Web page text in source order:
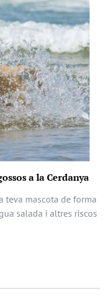
a la Cerdanya
teva mascota de forma
salada i altres riscos